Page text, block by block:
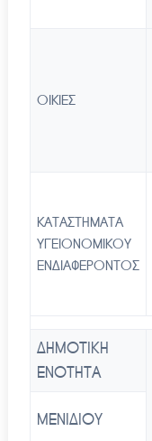
ΟΙΚΙΕΣ
ΚΑΤΑΣΤΗΜΑΤΑ
ΥΓΕΙΟΝΟΜΙΚΟΥ
ΕΝΔΙΑΦΕΡΟΝΤΟΣ
ΔΗΜΟΤΙΚΗ
ΕΝΟΤΗΤΑ
ΜΕΝΙΔΙΟΥ